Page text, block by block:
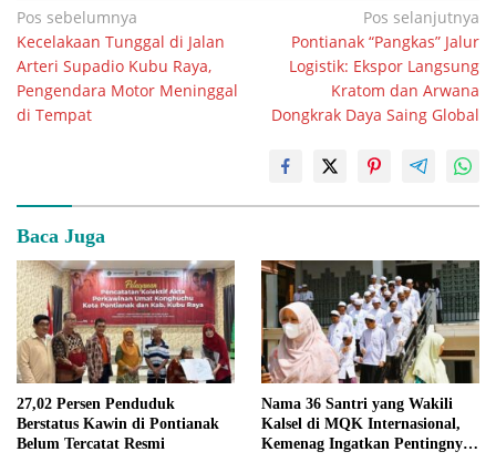
Navigasi
pos
Pos sebelumnya
Kecelakaan Tunggal di Jalan
Arteri Supadio Kubu Raya,
Pengendara Motor Meninggal
di Tempat
Pos selanjutnya
Pontianak “Pangkas” Jalur
Logistik: Ekspor Langsung
Kratom dan Arwana
Dongkrak Daya Saing Global
Baca Juga
27,02 Persen Penduduk
Berstatus Kawin di Pontianak
Belum Tercatat Resmi
Nama 36 Santri yang Wakili
Kalsel di MQK Internasional,
Kemenag Ingatkan Pentingnya